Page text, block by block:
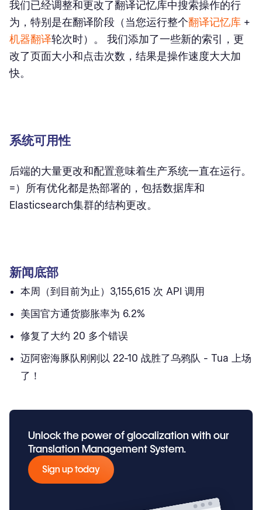
我们已经调整和更改了翻译记忆库中搜索操作的行
为，特别是在翻译阶段（当您运行整个翻译记忆库 +
机器翻译轮次时）。 我们添加了一些新的索引，更
改了页面大小和点击次数，结果是操作速度大大加
快。
系统可用性
后端的大量更改和配置意味着生产系统一直在运行。
=）所有优化都是热部署的，包括数据库和
Elasticsearch集群的结构更改。
新闻底部
本周（到目前为止）3,155,615 次 API 调用
美国官方通货膨胀率为 6.2%
修复了大约 20 多个错误
迈阿密海豚队刚刚以 22-10 战胜了乌鸦队 - Tua 上场
了！
Unlock the power of glocalization with our
Translation Management System.
Sign up today